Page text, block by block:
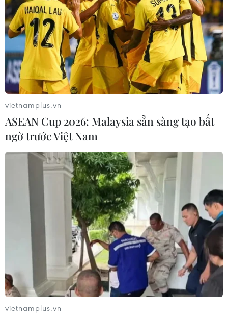
Nhiều kỷ lục được xác lập tại Giải bơi vô
địch quốc gia 2026
Vận động viên Nguyễn Quang Thuấn (em trai vận động
viên Nguyễn Thị Ánh Viên) đến từ đơn vị quân đội, đã
phá kỷ lục quốc gia ở nội dung 200m bơi bướm nam
với thành tích 1 phút 56 giây 60.
vietnamplus.vn
ASEAN Cup 2026: Malaysia sẵn sàng tạo bất
ngờ trước Việt Nam
vietnamplus.vn